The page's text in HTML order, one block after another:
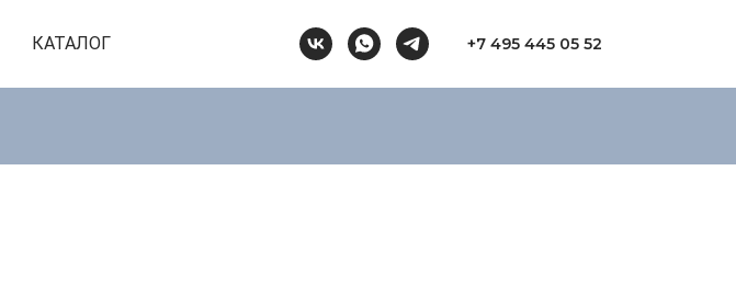
КАТАЛОГ +7 495 445 05 52